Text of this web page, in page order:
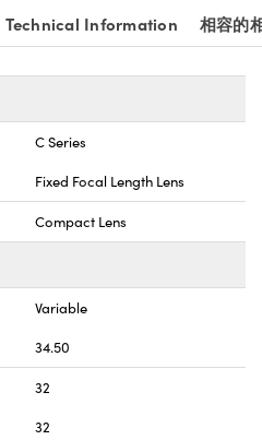
Technical Information 相容的
C Series
Fixed Focal Length Lens
Compact Lens
Variable
34.50
32
32